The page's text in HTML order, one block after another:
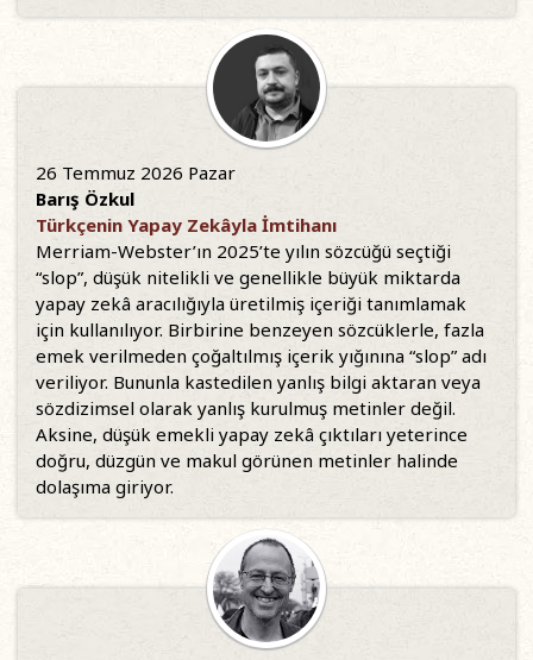
26 Temmuz 2026 Pazar
Barış Özkul
Türkçenin Yapay Zekâyla İmtihanı
Merriam-Webster’ın 2025’te yılın sözcüğü seçtiği
“slop”, düşük nitelikli ve genellikle büyük miktarda
yapay zekâ aracılığıyla üretilmiş içeriği tanımlamak
için kullanılıyor. Birbirine benzeyen sözcüklerle, fazla
emek verilmeden çoğaltılmış içerik yığınına “slop” adı
veriliyor. Bununla kastedilen yanlış bilgi aktaran veya
sözdizimsel olarak yanlış kurulmuş metinler değil.
Aksine, düşük emekli yapay zekâ çıktıları yeterince
doğru, düzgün ve makul görünen metinler halinde
dolaşıma giriyor.